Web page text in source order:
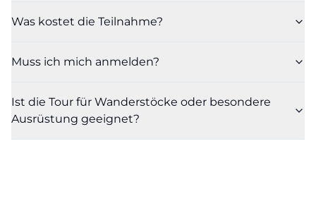
Was kostet die Teilnahme?
Muss ich mich anmelden?
Ist die Tour für Wanderstöcke oder besondere
Ausrüstung geeignet?